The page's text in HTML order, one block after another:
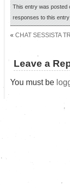
This entry was posted
responses to this
« CHAT SESSISTA
Leave a
You must be